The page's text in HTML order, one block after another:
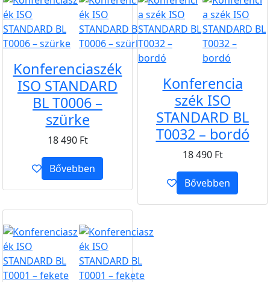
Konferenciaszék
ISO STANDARD
BL T0006 –
szürke
18 490 Ft
Bővebben
Konferencia
szék ISO
STANDARD BL
T0032 – bordó
18 490 Ft
Bővebben